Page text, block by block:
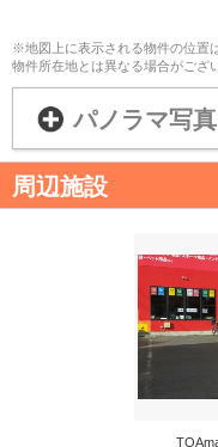
※地図上に表示される物件の位置
物件所在地とは異なる場合がござ
パノラマ写
周辺施設